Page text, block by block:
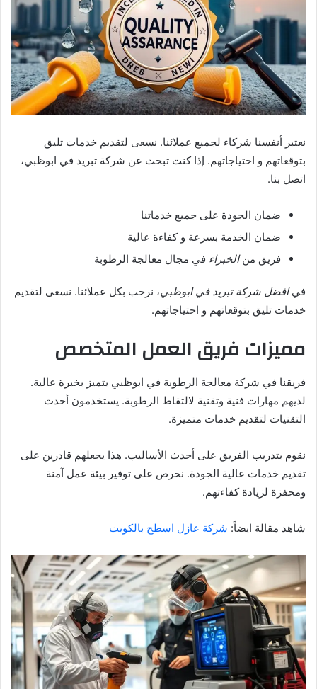
نعتبر أنفسنا شركاء لجميع عملائنا. نسعى لتقديم خدمات تليق
بتوقعاتهم و احتياجاتهم. إذا كنت تبحث عن شركة تبريد في ابوظبي،
اتصل بنا.
ضمان الجودة على جميع خدماتنا
ضمان الخدمة بسرعة و كفاءة عالية
فريق منالخبراء في مجال معالجة الرطوبة
فيافضل شركة تبريد في ابوظبي، نرحب بكل عملائنا. نسعى لتقديم
خدمات تليق بتوقعاتهم و احتياجاتهم.
مميزات فريق العمل المتخصص
فريقنا في شركة معالجة الرطوبة في ابوظبي يتميز بخبرة عالية.
لديهم مهارات فنية وتقنية لالتقاط الرطوبة. يستخدمون أحدث
التقنيات لتقديم خدمات متميزة.
نقوم بتدريب الفريق على أحدث الأساليب. هذا يجعلهم قادرين على
تقديم خدمات عالية الجودة. نحرص على توفير بيئة عمل آمنة
ومحفزة لزيادة كفاءتهم.
شاهد مقالة ايضاً: شركة عازل اسطح بالكويت